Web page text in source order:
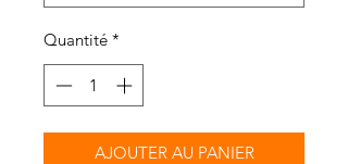
Quantité *
AJOUTER AU PANIER